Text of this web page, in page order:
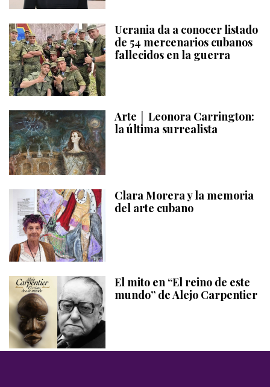
Ucrania da a conocer listado
de 54 mercenarios cubanos
fallecidos en la guerra
Arte │ Leonora Carrington:
la última surrealista
Clara Morera y la memoria
del arte cubano
El mito en “El reino de este
mundo” de Alejo Carpentier